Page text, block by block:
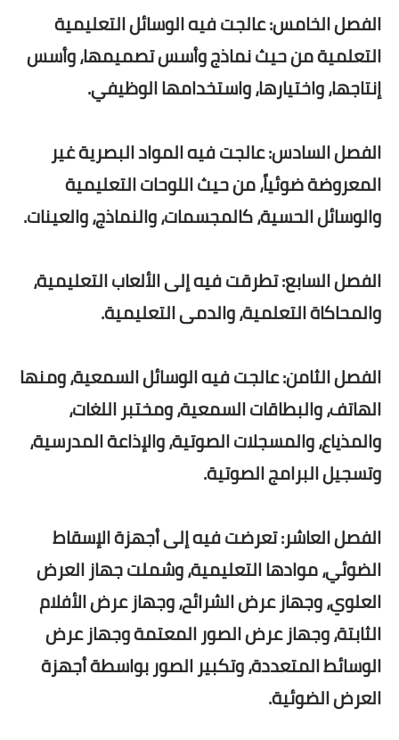
الفصل الخامس: عالجت فيه الوسائل التعليمية
التعلمية من حيث نماذج وأسس تصميمها، وأسس
إنتاجها، واختيارها، واستخدامها الوظيفي.
الفصل السادس: عالجت فيه المواد البصرية غير
المعروضة ضوئياً، من حيث اللوحات التعليمية
والوسائل الحسية، كالمجسمات، والنماذج، والعينات.
الفصل السابع: تطرقت فيه إلى الألعاب التعليمية،
والمحاكاة التعلمية، والدمى التعليمية.
الفصل الثامن: عالجت فيه الوسائل السمعية، ومنها
الهاتف، والبطاقات السمعية، ومختبر اللغات،
والمذياع، والمسجلات الصوتية، والإذاعة المدرسية،
وتسجيل البرامج الصوتية.
الفصل العاشر: تعرضت فيه إلى أجهزة الإسقاط
الضوئي، موادها التعليمية، وشملت جهاز العرض
العلوي، وجهاز عرض الشرائح، وجهاز عرض الأفلام
الثابتة، وجهاز عرض الصور المعتمة وجهاز عرض
الوسائط المتعددة، وتكبير الصور بواسطة أجهزة
العرض الضوئية.